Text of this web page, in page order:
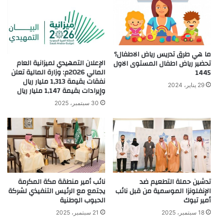
ما هي طرق تدريس رياض الاطفال؟
تحضير رياض اطفال المستوى الاول
1445
29 يناير، 2024
الإعلان التمهيدي لميزانية العام
المالي 2026م: وزارة المالية تعلن
نفقات بقيمة 1,313 مليار ريال
وإيرادات بقيمة 1,147 مليار ريال
30 سبتمبر، 2025
تدشين حملة التطعيم ضد
الإنفلونزا الموسمية من قبل نائب
أمير تبوك
18 سبتمبر، 2025
نائب أمير منطقة مكة المكرمة
يجتمع مع الرئيس التنفيذي لشركة
الحبوب الوطنية
21 سبتمبر، 2025